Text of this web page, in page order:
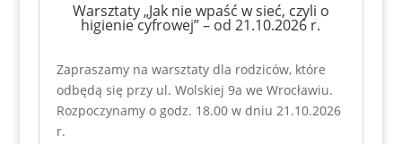
Warsztaty „Jak nie wpaść w sieć, czyli o
higienie cyfrowej” – od 21.10.2026 r.
Zapraszamy na warsztaty dla rodziców, które
odbędą się przy ul. Wolskiej 9a we Wrocławiu.
Rozpoczynamy o godz. 18.00 w dniu 21.10.2026
r.